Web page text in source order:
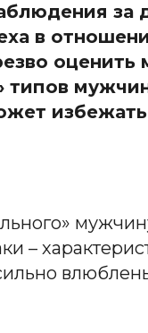
за
в
оценить
–